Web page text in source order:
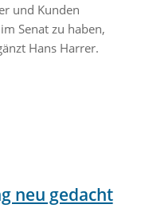
und Kunden
Senat zu haben,
Hans Harrer.
neu gedacht